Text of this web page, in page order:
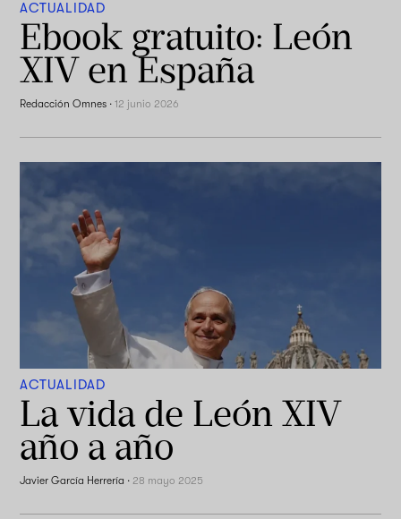
ACTUALIDAD
Ebook gratuito: León
XIV en España
Redacción Omnes ·12 junio 2026
ACTUALIDAD
La vida de León XIV
año a año
Javier García Herrería ·28 mayo 2025